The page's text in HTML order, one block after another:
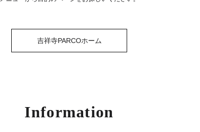
吉祥寺PARCOホーム
Information